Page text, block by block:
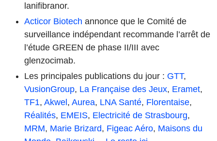
lanifibranor.
Acticor Biotech annonce que le Comité de
surveillance indépendant recommande l’arrêt de
l’étude GREEN de phase II/III avec
glenzocimab.
Les principales publications du jour : GTT,
VusionGroup, La Française des Jeux, Eramet,
TF1, Akwel, Aurea, LNA Santé, Florentaise,
Réalités, EMEIS, Electricité de Strasbourg,
MRM, Marie Brizard, Figeac Aéro, Maisons du